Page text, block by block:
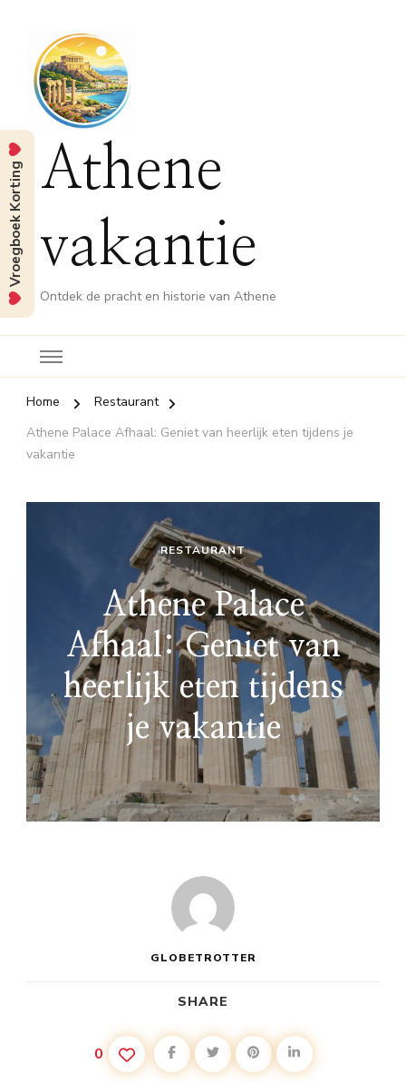
Athene
vakantie
Ontdek de pracht en historie van Athene
Home
Restaurant
Athene Palace Afhaal: Geniet van heerlijk eten tijdens je
vakantie
RESTAURANT
Athene Palace
Afhaal: Geniet van
heerlijk eten tijdens
je vakantie
GLOBETROTTER
SHARE
0
Vroegboek Korting